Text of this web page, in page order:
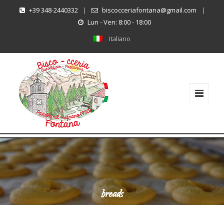
+39 348-2440332 | biscocceriafontana@gmail.com
|
Lun - Ven: 8:00 - 18:00
Italiano
breads